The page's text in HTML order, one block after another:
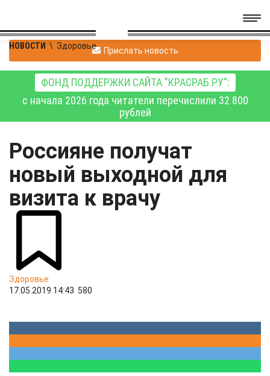
НОВОСТИ \ Здоровье Прислать новость
ФОНД ПОДДЕРЖКИ САЙТА "КРАСРАБ.РУ":
с начала 2026 года читатели перечислили 32 800
рублей
Россияне получат
новый выходной для
визита к врачу
Здоровье
17.05.2019 14:43 580